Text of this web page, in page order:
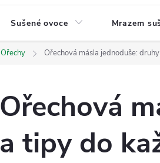
Sušené ovoce Mrazem
Ořechy Ořechová másla jednoduše:
Ořechová
a tipy do